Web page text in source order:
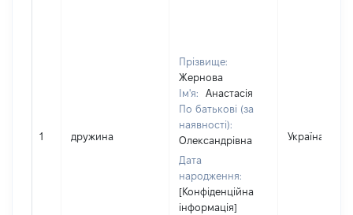
1 дружина
Прізвище:
Жернова
Ім'я:
Анастасія
По батькові (за
наявності):
Олександрівна
Дата
народження:
[Конфіденційна
інформація]
Україна